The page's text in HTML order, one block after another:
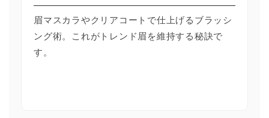
眉マスカラやクリアコートで仕上げるブラッシ
ング術。これがトレンド眉を維持する秘訣で
す。